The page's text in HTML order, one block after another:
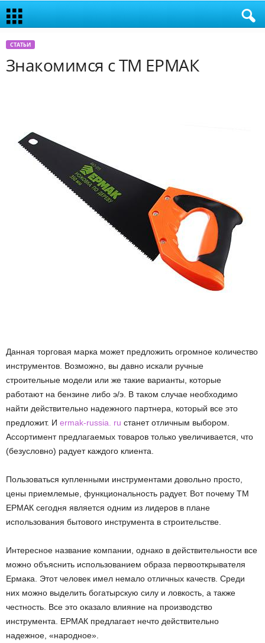
СТАТЬИ
Знакомимся с ТМ ЕРМАК
Данная торговая марка может предложить огромное количество
инструментов. Возможно, вы давно искали ручные
строительные модели или же такие варианты, которые
работают на бензине либо э/э. В таком случае необходимо
найти действительно надежного партнера, который все это
предложит. И ermak-russia. ru станет отличным выбором.
Ассортимент предлагаемых товаров только увеличивается, что
(безусловно) радует каждого клиента.
Пользоваться купленными инструментами довольно просто,
цены приемлемые, функциональность радует. Вот почему ТМ
ЕРМАК сегодня является одним из лидеров в плане
использования бытового инструмента в строительстве.
Интересное название компании, однако в действительности все
можно объяснить использованием образа первооткрывателя
Ермака. Этот человек имел немало отличных качеств. Среди
них можно выделить богатырскую силу и ловкость, а также
честность. Все это оказало влияние на производство
инструмента. ЕРМАК предлагает нечто действительно
надежное, «народное».